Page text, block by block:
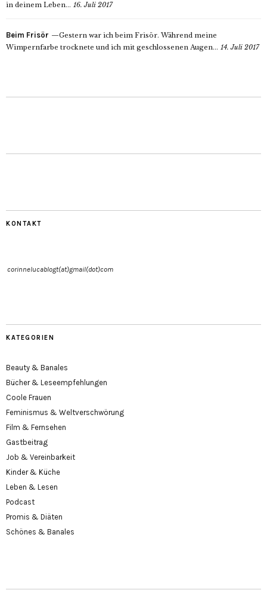
in deinem Leben... 16. Juli 2017
Beim Frisör
Gestern war ich beim Frisör. Während meine
Wimpernfarbe trocknete und ich mit geschlossenen Augen... 14. Juli 2017
KONTAKT
corinnelucablogt(at)gmail(dot)com
KATEGORIEN
Beauty & Banales
Bücher & Leseempfehlungen
Coole Frauen
Feminismus & Weltverschwörung
Film & Fernsehen
Gastbeitrag
Job & Vereinbarkeit
Kinder & Küche
Leben & Lesen
Podcast
Promis & Diäten
Schönes & Banales